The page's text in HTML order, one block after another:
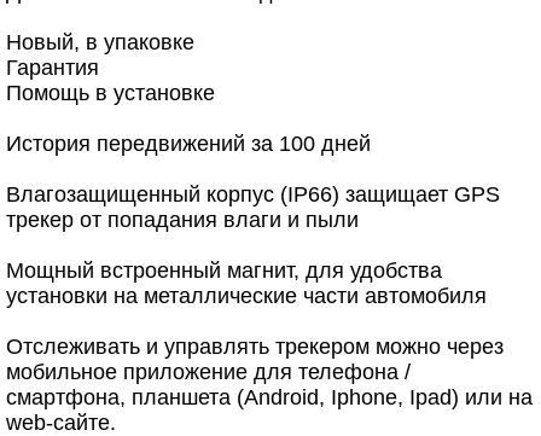
Новый, в упаковке
Гарантия
Помощь в установке
История передвижений за 100 дней
Влагозащищенный корпус (IP66) защищает GPS
трекер от попадания влаги и пыли
Мощный встроенный магнит, для удобства
установки на металлические части автомобиля
Отслеживать и управлять трекером можно через
мобильное приложение для телефона /
смартфона, планшета (Android, Iphone, Ipad) или на
web-сайте.